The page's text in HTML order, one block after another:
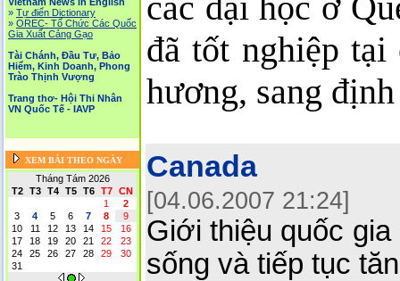
» Tự điển Dictionary
» OREC- Tố Chức Các Quốc
Gia Xuất Cảng Gạo
Tài Chánh, Đầu Tư, Bảo
Hiểm, Kinh Doanh, Phong
Trào Thịnh Vượng
Trang thơ- Hội Thi Nhân
VN Quốc Tế - IAVP
XEM BÀI THEO NGÀY
Tháng Tám 2026
T2
T3 T4 T5 T6 T7
CN
1
2
3
4 5 6 7 8
9
10
11 12 13 14 15
16
17
18 19 20 21 22
23
24
25 26 27 28 29
30
31
đã tốt nghiệp
hương, sang
Canada
[04.06.2007 21:24]
Giới thiệu quốc
sống và tiếp tục